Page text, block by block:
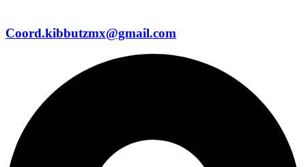
Coord.kibbutzmx@gmail.com